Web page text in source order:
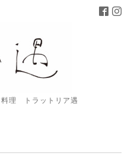
料理 トラットリア遇